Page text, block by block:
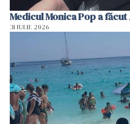
Medicul Monica Pop a făcut
31 IULIE 2026